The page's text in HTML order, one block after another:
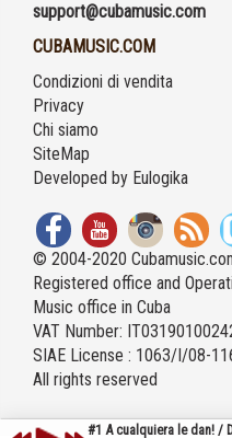
support@cubamusic.com
CUBAMUSIC.COM
Condizioni di vendita
Privacy
Chi siamo
SiteMap
Developed by Eulogika
© 2004-2020
Registered office and
Music office in Cuba
VAT Number:
SIAE License : 1063/I/08-
All rights reserved
#1 A cualquiera le dan! /